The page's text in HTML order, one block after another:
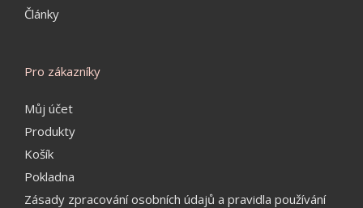
Články
Pro zákazníky
Můj účet
Produkty
Košík
Pokladna
Zásady zpracování osobních údajů a pravidla používání